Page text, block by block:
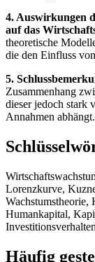
4. Auswirkungen
auf das
theoretische
die den Einfluss
5.
Zusammenhang
dieser jedoch stark
Annahmen abhängt.
Lorenzkurve,
Humankapital,
Häufig